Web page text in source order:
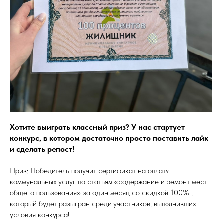
Хотите выиграть классный приз? У нас стартует
конкурс, в котором достаточно просто поставить лайк
и сделать репост!
Приз: Победитель получит сертификат на оплату
коммунальных услуг по статьям «содержание и ремонт мест
общего пользования» за один месяц со скидкой 100% ,
который будет разыгран среди участников, выполнивших
условия конкурса!